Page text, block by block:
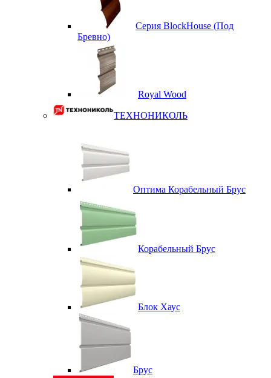
Серия BlockHouse (Под
Бревно)
Royal Wood
ТЕХНОНИКОЛЬ
Оптима Корабельный Брус
Корабельный Брус
Блок Хаус
Брус